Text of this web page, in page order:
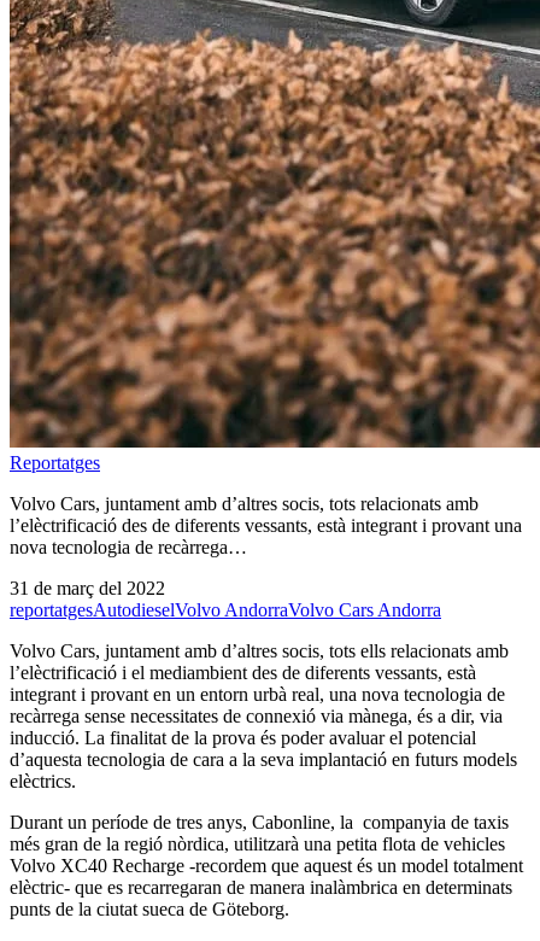
Reportatges
Volvo Cars, juntament amb d’altres socis, tots relacionats amb
l’elèctrificació des de diferents vessants, està integrant i provant una
nova tecnologia de recàrrega…
31 de març del 2022
reportatgesAutodieselVolvo AndorraVolvo Cars Andorra
Volvo Cars, juntament amb d’altres socis, tots ells relacionats amb
l’elèctrificació i el mediambient des de diferents vessants, està
integrant i provant en un entorn urbà real, una nova tecnologia de
recàrrega sense necessitates de connexió via mànega, és a dir, via
inducció. La finalitat de la prova és poder avaluar el potencial
d’aquesta tecnologia de cara a la seva implantació en futurs models
elèctrics.
Durant un període de tres anys, Cabonline, la companyia de taxis
més gran de la regió nòrdica, utilitzarà una petita flota de vehicles
Volvo XC40 Recharge -recordem que aquest és un model totalment
elèctric- que es recarregaran de manera inalàmbrica en determinats
punts de la ciutat sueca de Göteborg.